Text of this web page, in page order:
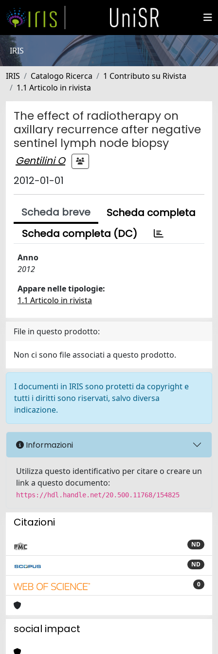
IRIS
IRIS Catalogo Ricerca
1 Contributo su Rivista
1.1 Articolo in rivista
The effect of radiotherapy on
axillary recurrence after negative
sentinel lymph node biopsy
Gentilini O
2012-01-01
Scheda breve
Scheda completa
Scheda completa (DC)
Anno
2012
Appare nelle tipologie:
1.1 Articolo in rivista
File in questo prodotto:
Non ci sono file associati a questo prodotto.
I documenti in IRIS sono protetti da copyright e
tutti i diritti sono riservati, salvo diversa
indicazione.
Informazioni
Utilizza questo identificativo per citare o creare un
link a questo documento:
https://hdl.handle.net/20.500.11768/154825
Citazioni
ND
ND
0
social impact